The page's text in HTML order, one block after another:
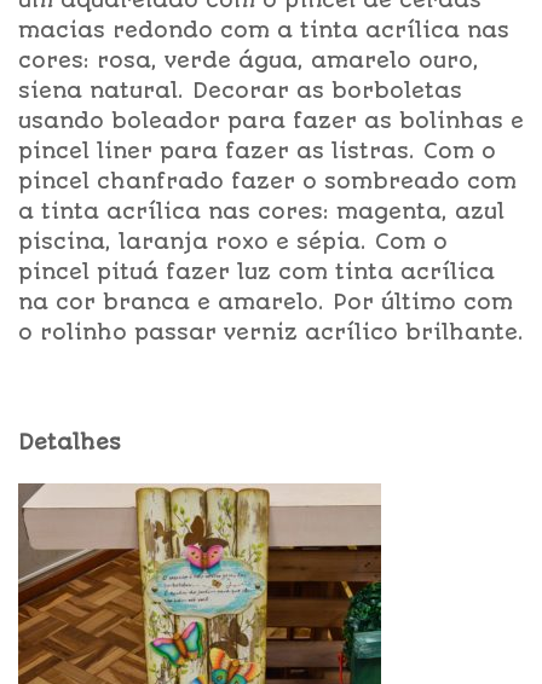
macias redondo com a tinta acrílica nas
cores: rosa, verde água, amarelo ouro,
siena natural. Decorar as borboletas
usando boleador para fazer as bolinhas e
pincel liner para fazer as listras. Com o
pincel chanfrado fazer o sombreado com
a tinta acrílica nas cores: magenta, azul
piscina, laranja roxo e sépia. Com o
pincel pituá fazer luz com tinta acrílica
na cor branca e amarelo. Por último com
o rolinho passar verniz acrílico brilhante.
Detalhes